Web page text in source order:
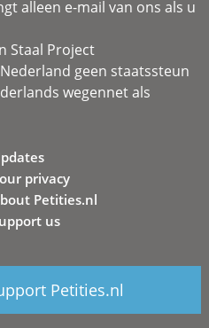
alleen e-mail van ons als u
Staal Project
geen staatssteun
wegennet als
privacy
Petities.nl
us
Petities.nl